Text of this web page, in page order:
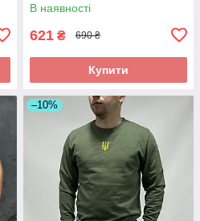
В наявності
621 ₴ 690 ₴
Купити
–10%